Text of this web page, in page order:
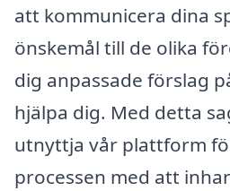
att kommunicera dina
önskemål till de olika
dig anpassade förslag
hjälpa dig. Med detta
utnyttja vår plattform
processen med att